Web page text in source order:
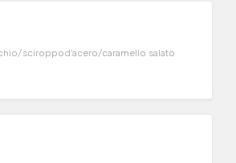
sciroppod'acero/caramello salato